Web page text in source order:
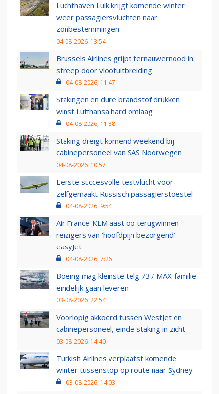
Luchthaven Luik krijgt komende winter
weer passagiersvluchten naar
zonbestemmingen
04-08-2026, 13:54
Brussels Airlines grijpt ternauwernood in:
streep door vlootuitbreiding
04-08-2026, 11:47
Stakingen en dure brandstof drukken
winst Lufthansa hard omlaag
04-08-2026, 11:38
Staking dreigt komend weekend bij
cabinepersoneel van SAS Noorwegen
04-08-2026, 10:57
Eerste succesvolle testvlucht voor
zelfgemaakt Russisch passagierstoestel
04-08-2026, 9:54
Air France-KLM aast op terugwinnen
reizigers van ‘hoofdpijn bezorgend’
easyJet
04-08-2026, 7:26
Boeing mag kleinste telg 737 MAX-familie
eindelijk gaan leveren
03-08-2026, 22:54
Voorlopig akkoord tussen WestJet en
cabinepersoneel, einde staking in zicht
03-08-2026, 14:40
Turkish Airlines verplaatst komende
winter tussenstop op route naar Sydney
03-08-2026, 14:03